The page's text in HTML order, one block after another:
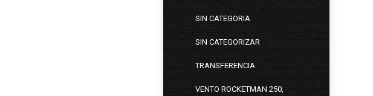
SIN CATEGORIA
SIN CATEGORIZAR
TRANSFERENCIA
VENTO ROCKETMAN 250,